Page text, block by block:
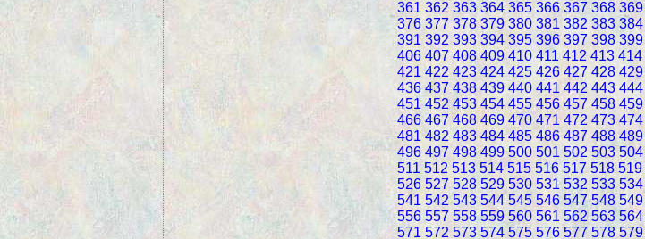
361 362 363 364 365 366 367 368 369
376 377 378 379 380 381 382 383 384
391 392 393 394 395 396 397 398 399
406 407 408 409 410 411 412 413 414
421 422 423 424 425 426 427 428 429
436 437 438 439 440 441 442 443 444
451 452 453 454 455 456 457 458 459
466 467 468 469 470 471 472 473 474
481 482 483 484 485 486 487 488 489
496 497 498 499 500 501 502 503 504
511 512 513 514 515 516 517 518 519
526 527 528 529 530 531 532 533 534
541 542 543 544 545 546 547 548 549
556 557 558 559 560 561 562 563 564
571 572 573 574 575 576 577 578 579